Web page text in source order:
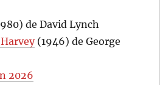
de David Lynch
(1946) de George
2026